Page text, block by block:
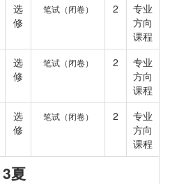
选
修
笔试（闭卷） 2
专业
方向
课程
选
修
笔试（闭卷） 2
专业
方向
课程
选
修
笔试（闭卷） 2
专业
方向
课程
3夏